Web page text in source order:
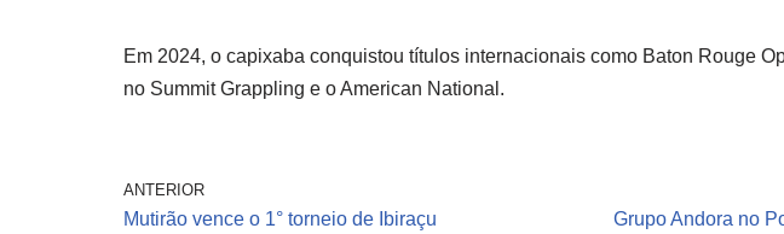
Em 2024, o capixaba conquistou títulos internacionais como Baton Rouge
no Summit Grappling e o American National.
ANTERIOR
Mutirão vence o 1° torneio de Ibiraçu
Grupo Andora no